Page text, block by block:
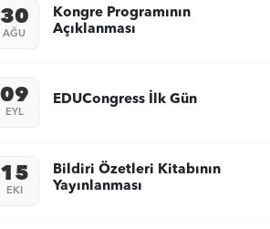
30
AĞU
Kongre Programının
Açıklanması
09
EYL
EDUCongress İlk Gün
15
EKI
Bildiri Özetleri Kitabının
Yayınlanması